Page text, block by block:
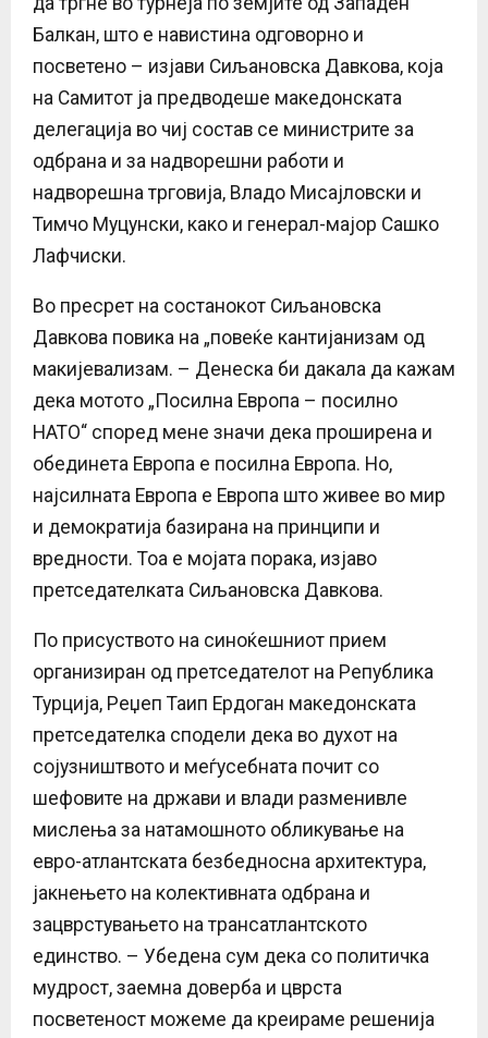
Балкан, што е навистина одговорно и
посветено – изјави Сиљановска Давкова, која
на Самитот ја предводеше македонската
делегација во чиј состав се министрите за
одбрана и за надворешни работи и
надворешна трговија, Владо Мисајловски и
Тимчо Муцунски, како и генерал-мајор Сашко
Лафчиски.
Во пресрет на состанокот Сиљановска
Давкова повика на „повеќе кантијанизам од
макијевализам. – Денеска би дакала да кажам
дека мотото „Посилна Европа – посилно
НАТО“ според мене значи дека проширена и
обединета Европа е посилна Европа. Но,
најсилната Европа е Европа што живее во мир
и демократија базирана на принципи и
вредности. Тоа е мојата порака, изјаво
претседателката Сиљановска Давкова.
По присуството на синоќешниот прием
организиран од претседателот на Република
Турција, Реџеп Таип Ердоган македонската
претседателка сподели дека во духот на
сојузништвото и меѓусебната почит со
шефовите на држави и влади разменивле
мислења за натамошното обликување на
евро-атлантската безбедносна архитектура,
јакнењето на колективната одбрана и
зацврстувањето на трансатлантското
единство. – Убедена сум дека со политичка
мудрост, заемна доверба и цврста
посветеност можеме да креираме решенија